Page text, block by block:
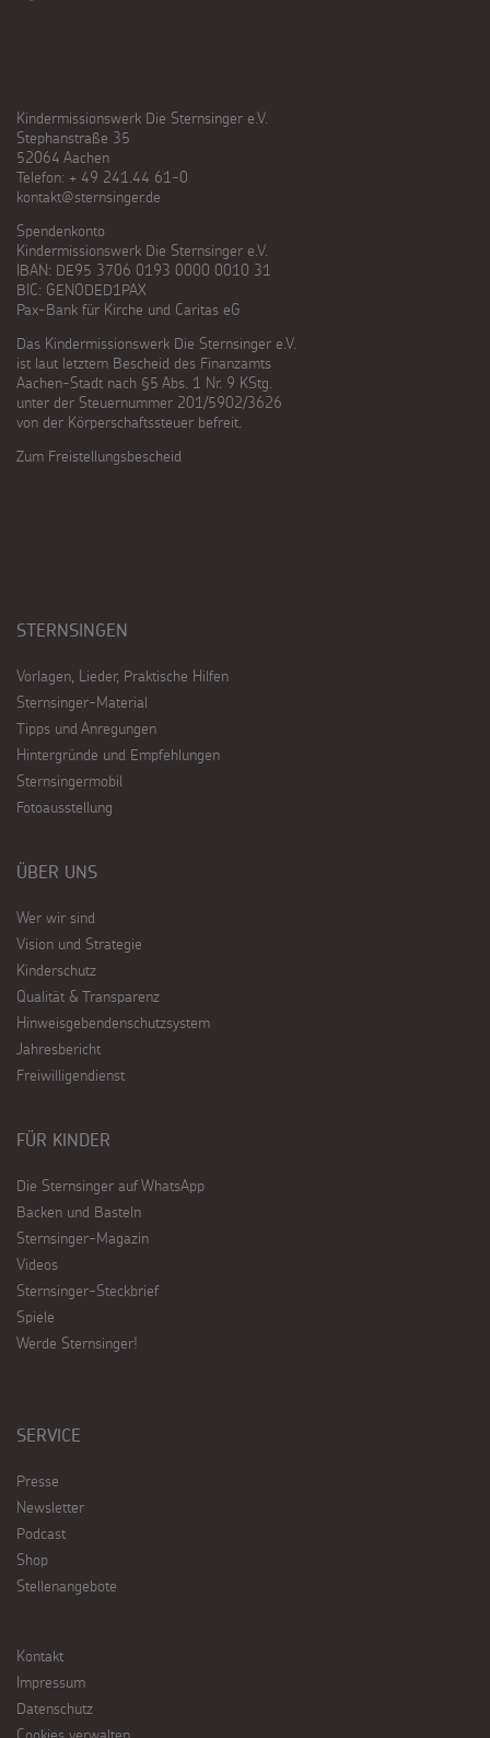
Kindermissionswerk Die Sternsinger e.V.
Stephanstraße 35
52064 Aachen
Telefon: + 49 241.44 61-0
kontakt@sternsinger.de
Spendenkonto
Kindermissionswerk Die Sternsinger e.V.
IBAN: DE95 3706 0193 0000 0010 31
BIC: GENODED1PAX
Pax-Bank für Kirche und Caritas eG
Das Kindermissionswerk Die Sternsinger e.V.
ist laut letztem Bescheid des Finanzamts
Aachen-Stadt nach §5 Abs. 1 Nr. 9 KStg.
unter der Steuernummer 201/5902/3626
von der Körperschaftssteuer befreit.
Zum Freistellungsbescheid
STERNSINGEN
Vorlagen, Lieder, Praktische Hilfen
Sternsinger-Material
Tipps und Anregungen
Hintergründe und Empfehlungen
Sternsingermobil
Fotoausstellung
ÜBER UNS
Wer wir sind
Vision und Strategie
Kinderschutz
Qualität & Transparenz
Hinweisgebendenschutzsystem
Jahresbericht
Freiwilligendienst
FÜR KINDER
Die Sternsinger auf WhatsApp
Backen und Basteln
Sternsinger-Magazin
Videos
Sternsinger-Steckbrief
Spiele
Werde Sternsinger!
SERVICE
Presse
Newsletter
Podcast
Shop
Stellenangebote
Kontakt
Impressum
Datenschutz